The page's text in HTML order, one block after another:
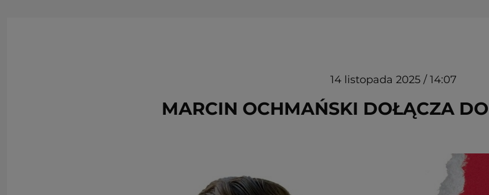
14 listopada 2025 / 14:07
MARCIN OCHMAŃSKI DOŁĄCZA